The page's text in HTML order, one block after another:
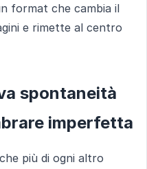
format che cambia il
e rimette al centro
spontaneità
imperfetta
più di ogni altro